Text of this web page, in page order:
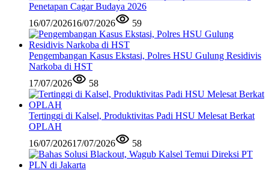
Penetapan Cagar Budaya 2026
16/07/202616/07/2026 59
Pengembangan Kasus Ekstasi, Polres HSU Gulung Residivis
Narkoba di HST
17/07/2026
58
Tertinggi di Kalsel, Produktivitas Padi HSU Melesat Berkat
OPLAH
16/07/202617/07/2026 58